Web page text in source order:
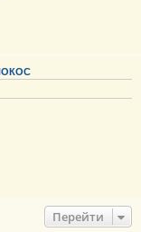
Перейти